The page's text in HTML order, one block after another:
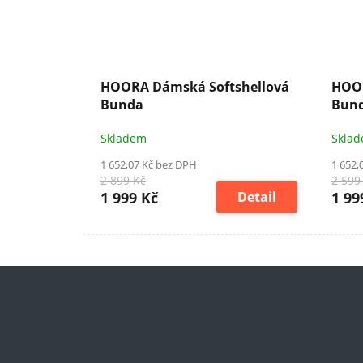
HOORA Dámská Softshellová
Bunda
Skladem
1 652,07 Kč bez DPH
2 899 Kč
1 999 Kč Detail
1
2 599
1